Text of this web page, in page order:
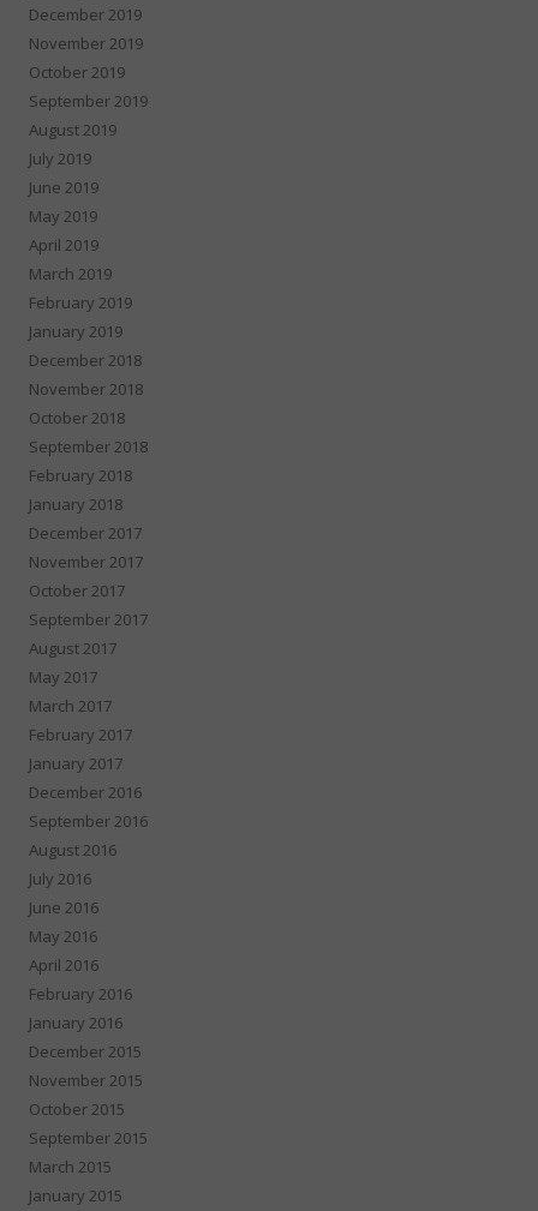
December 2019
November 2019
October 2019
September 2019
August 2019
July 2019
June 2019
May 2019
April 2019
March 2019
February 2019
January 2019
December 2018
November 2018
October 2018
September 2018
February 2018
January 2018
December 2017
November 2017
October 2017
September 2017
August 2017
May 2017
March 2017
February 2017
January 2017
December 2016
September 2016
August 2016
July 2016
June 2016
May 2016
April 2016
February 2016
January 2016
December 2015
November 2015
October 2015
September 2015
March 2015
January 2015